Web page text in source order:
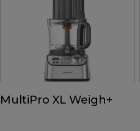
MultiPro XL Weigh+